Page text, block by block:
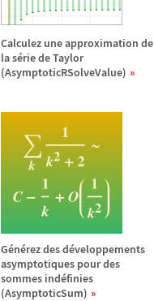
Calculez une approximation de
la série de Taylor
(AsymptoticRSolveValue)
Générez des développements
asymptotiques pour des
sommes indéfinies
(AsymptoticSum)